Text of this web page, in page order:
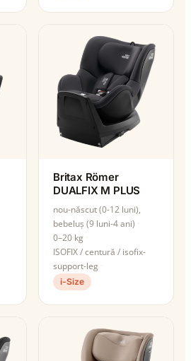
Britax Römer
DUALFIX M PLUS
nou-născut (0-12 luni),
bebeluș (9 luni-4 ani)
0–20 kg
ISOFIX / centură / isofix-
support-leg
i-Size